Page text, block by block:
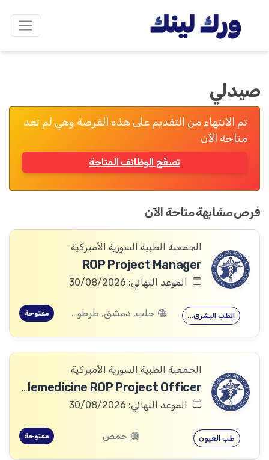
صيدلي
تم الانتهاء من التقديم على هذه الفرصة وهي لم تعد
متاحة الآن
تصفّح الوظائف المتاحة
فرص مشابهة متاحة الآن
الجمعية الطبية السورية الأميركية
ROP Project Manager
الموعد النهائي: 30/08/2026
الطب البشري… حلب, دمشق, طرطوس, ريف دمشق, ديرالزور, درعا, السويداء, إدلب, القنيطرة, اللاذقية, الرقة, حمص, الحسكة, حماة مفتوحة
الجمعية الطبية السورية الأميركية
Telemedicine ROP Project Officer
الموعد النهائي: 30/08/2026
طب العيون حمص مفتوحة